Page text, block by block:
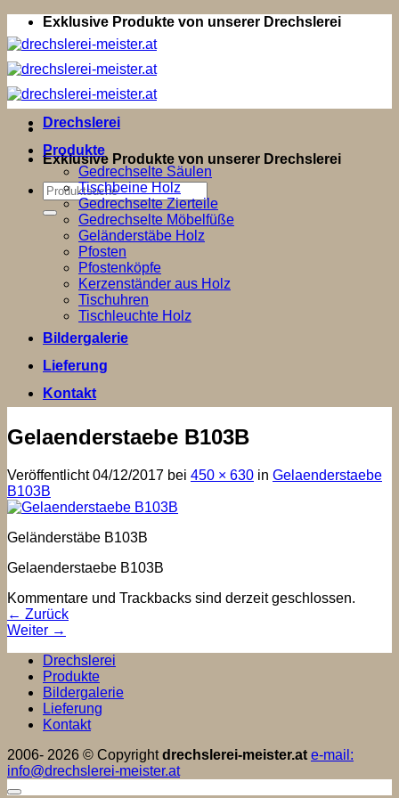
Zum
Inhalt
springen
Exklusive Produkte von unserer Drechslerei
Exklusive Produkte von unserer Drechslerei
Suchen
nach:
Drechslerei
Produkte
Gedrechselte Säulen
Tischbeine Holz
Gedrechselte Zierteile
Gedrechselte Möbelfüße
Geländerstäbe Holz
Pfosten
Pfostenköpfe
Kerzenständer aus Holz
Tischuhren
Tischleuchte Holz
Bildergalerie
Lieferung
Kontakt
Gelaenderstaebe B103B
Veröffentlicht04/12/2017 bei 450 × 630 in Gelaenderstaebe
B103B
Geländerstäbe B103B
Gelaenderstaebe B103B
Kommentare und Trackbacks sind derzeit geschlossen.
← Zurück
Weiter →
Drechslerei
Produkte
Bildergalerie
Lieferung
Kontakt
2006- 2026 © Copyrightdrechslerei-meister.at e-mail:
info@drechslerei-meister.at